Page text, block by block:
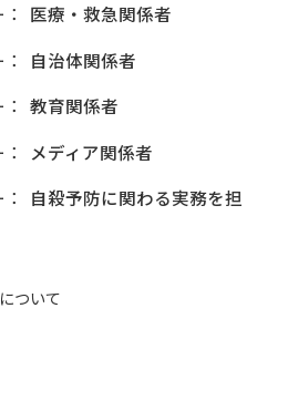
医療・救急関係者
自治体関係者
教育関係者
メディア関係者
自殺予防に関わる実務を担
ついて